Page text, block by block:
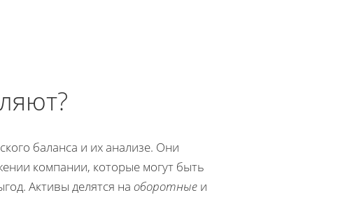
баланса и их анализе. Они
компании, которые могут быть
Активы делятся на оборотные и